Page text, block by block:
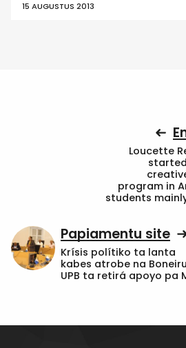
15 AUGUSTUS 2013
Loucette
program in
students
Papiamentu site
Krísis polítiko ta lanta
kabes atrobe na
UPB ta retirá apoyo pa